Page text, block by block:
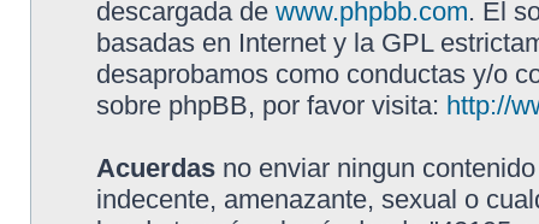
descargada de www.phpbb.com. El
basadas en Internet y la GPL
desaprobamos como conductas y/o
sobre phpBB, por favor visita: http://
Acuerdas no enviar ningun
indecente, amenazante, sexual o